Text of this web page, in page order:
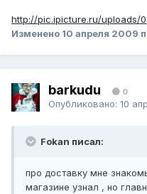
http://pic.ipicture.ru/uploads/
Изменено 10 апреля 2009
barkudu 0
Опубликовано: 10
Fokan писал:
про доставку мне
магазине узнал , но